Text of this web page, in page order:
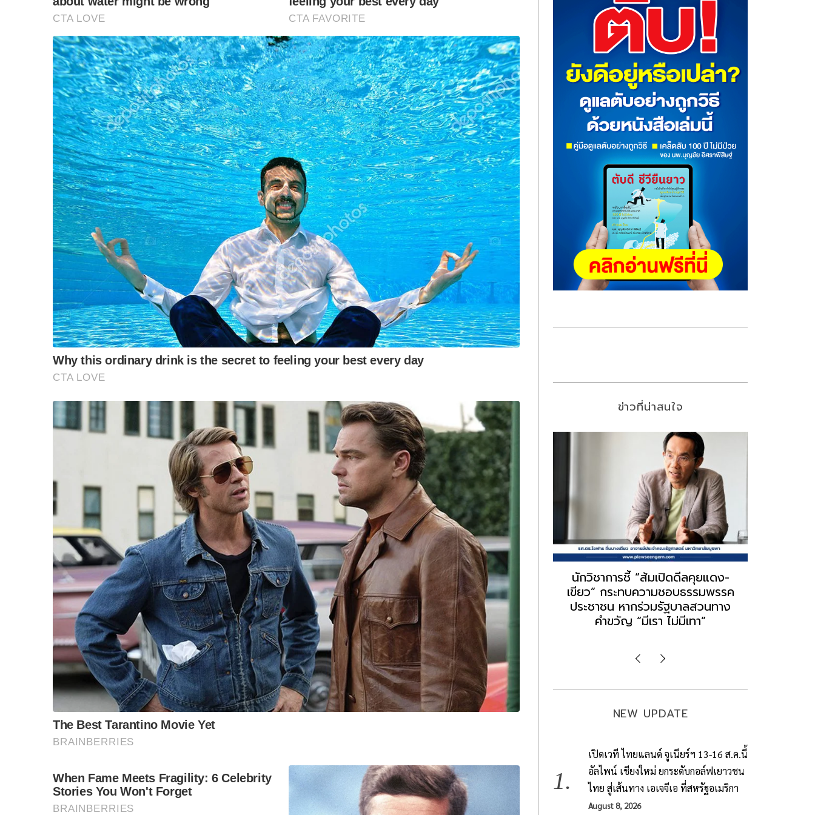
ข่าวที่น่าสนใจ
“วันวิชิต” ชี้ระบบเลือก สว. เปิดช่อง
ล็อบบี้ทุกกลุ่ม ส่วนปมฮั้วต้องมีหลัก
ฐานเส้นเงิน ล็อกโหวต กำหนดผล ชี้
ข้อสันนิษฐาน สร้างกระแส แต่ไร้
Impact ทางกฎหมาย
นักวิชาการชี้ “ส้มเปิดดีลคุยแดง-
เขียว” กระทบความชอบธรรมพรรค
ประชาชน หากร่วมรัฐบาลสวนทาง
คำขวัญ “มีเรา ไม่มีเทา”
“ธนพร” ชี้หากพรรคประชาชนจับมือ
“แดง-เขียว” เท่ากับทำลายตัวเอง
ผิดคำพูด ทลายศรัทธาฐานเสียง
มองข่าวตั้งรัฐบาลใหม่เป็นเพียง
NEW UPDATE
เปิดเวที ไทยแลนด์ จูเนียร์ฯ 13-16 ส.ค.นี้
อัลไพน์ เชียงใหม่ ยกระดับกอล์ฟเยาวชน
ไทย สู่เส้นทาง เอเจจีเอ ที่สหรัฐอเมริกา
August 8, 2026